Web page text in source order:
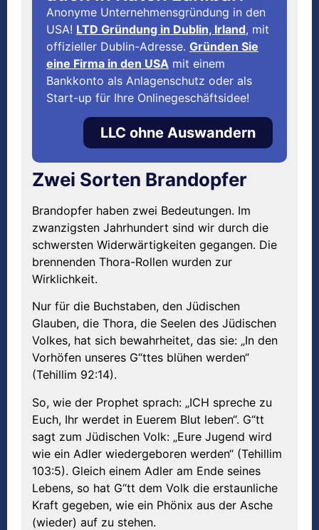
Anonyme Unternehmensgründung in den
USA! LTD Gründung in Dublin, Irland, mit
offizieller Dublin-Adresse. Gründen Sie
eine Firma in den USA mit einem
Bankkonto als Anlagenschutz oder als
Start-up für Ihre Onlinegeschäftsidee!
LLC ohne Auswandern
Zwei Sorten Brandopfer
Brandopfer haben zwei Bedeutungen. Im
zwanzigsten Jahrhundert sind wir durch die
schwersten Widerwärtigkeiten gegangen. Die
brennenden Thora-Rollen wurden zur
Wirklichkeit.
Nur für die Buchstaben, den Jüdischen
Glauben, die Thora, die Seelen des Jüdischen
Volkes, hat sich bewahrheitet, das sie: „In den
Vorhöfen unseres G“ttes blühen werden“
(Tehillim 92:14).
So, wie der Prophet sprach: „ICH spreche zu
Euch, Ihr werdet in Euerem Blut leben“. G“tt
sagt zum Jüdischen Volk: „Eure Jugend wird
wie ein Adler wiedergeboren werden“ (Tehillim
103:5). Gleich einem Adler am Ende seines
Lebens, so hat G“tt dem Volk die erstaunliche
Kraft gegeben, wie ein Phönix aus der Asche
(wieder) auf zu stehen.